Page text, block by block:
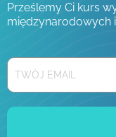
Prześlemy Ci kurs
międzynarodowych